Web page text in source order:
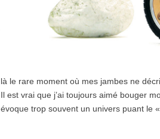
là le rare moment où mes jambes ne
Il est vrai que j’ai toujours aimé bouger
évoque trop souvent un univers puant le